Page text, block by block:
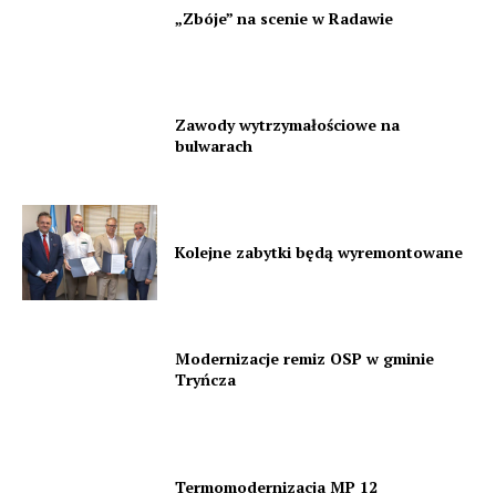
„Zbóje” na scenie w Radawie
Zawody wytrzymałościowe na
bulwarach
Kolejne zabytki będą wyremontowane
Modernizacje remiz OSP w gminie
Tryńcza
Termomodernizacja MP 12